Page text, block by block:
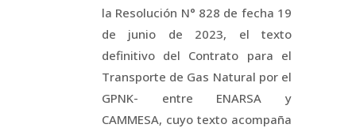
la Resolución N° 828 de fecha 19
de junio de 2023, el texto
definitivo del Contrato para el
Transporte de Gas Natural por el
GPNK- entre ENARSA y
CAMMESA, cuyo texto acompaña